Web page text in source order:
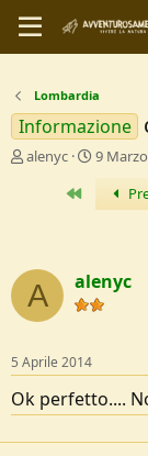
Lombardia
Informazione
C
r
e
D
s
c
u
s
alenyc
D
a
I
n
i
o
9
Primo
A alenyc
5 Aprile 2014
Ok perfetto....